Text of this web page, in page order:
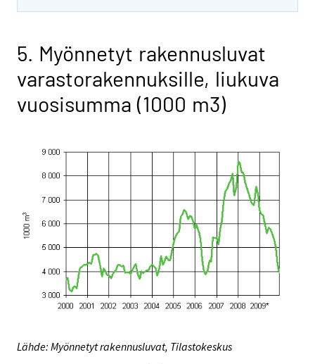
5. Myönnetyt rakennusluvat
varastorakennuksille, liukuva
vuosisumma (1000 m3)
Lähde: Myönnetyt rakennusluvat, Tilastokeskus